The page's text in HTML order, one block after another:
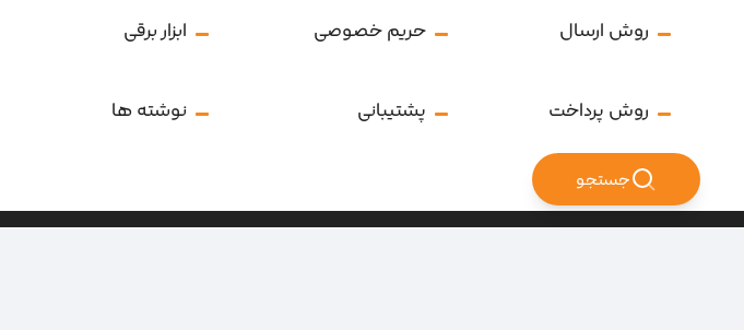
روش ارسال حریم خصوصی
روش پرداخت پشتیبانی
ابزار برقی
نوشته ها
جستجو